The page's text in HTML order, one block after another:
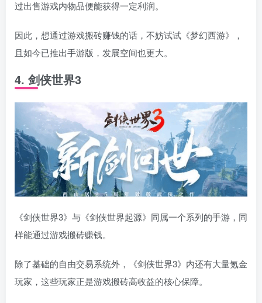
过出售游戏内物品便能获得一定利润。
因此，想通过游戏搬砖赚钱的话，不妨试试《梦幻西游》，
且如今已推出手游版，发展空间也更大。
4. 剑侠世界3
《剑侠世界3》与《剑侠世界起源》同属一个系列的手游，同
样能通过游戏搬砖赚钱。
除了基础的自由交易系统外，《剑侠世界3》内还有大量氪金
玩家，这些玩家正是游戏搬砖高收益的核心保障。